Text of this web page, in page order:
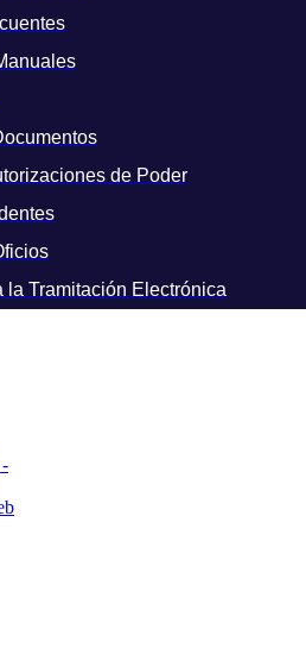
de Poder
la Tramitación Electrónica